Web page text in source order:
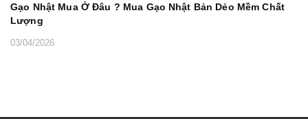
Gạo Nhật Mua Ở Đâu ? Mua Gạo Nhật Bản Dẻo Mềm Chất
Lượng
03/04/2026